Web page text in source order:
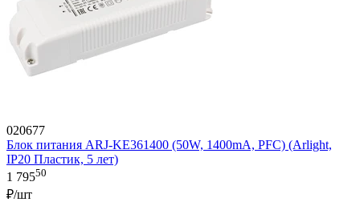
020677
Блок питания ARJ-KE361400 (50W, 1400mA, PFC) (Arlight,
IP20 Пластик, 5 лет)
1 79550
₽/шт